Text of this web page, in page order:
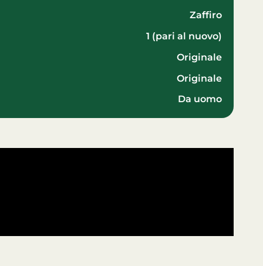
zaffiro
1 (pari al nuovo)
Originale
Originale
da uomo